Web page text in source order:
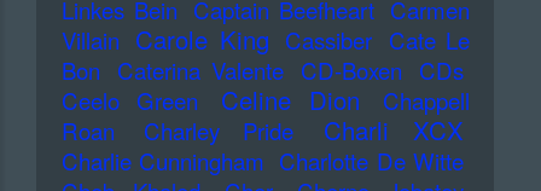
Linkes Bein Captain Beefheart Carmen
Villain Carole King Cassiber Cate Le
Bon
Caterina Valente CD-Boxen
CDs
Ceelo Green
Celine Dion
Chappell
Roan
Charley Pride Charli XCX
Charlie Cunningham Charlotte De Witte